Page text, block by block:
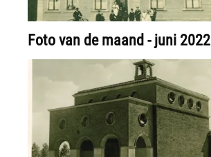
Foto van de maand - juni 2022